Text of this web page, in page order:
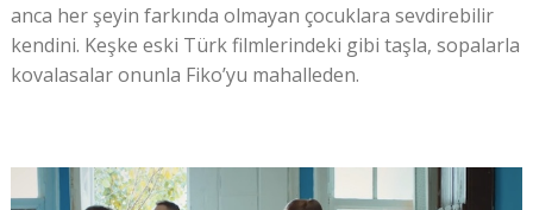
anca her şeyin farkında olmayan çocuklara sevdirebilir
kendini. Keşke eski Türk filmlerindeki gibi taşla, sopalarla
kovalasalar onunla Fiko’yu mahalleden.